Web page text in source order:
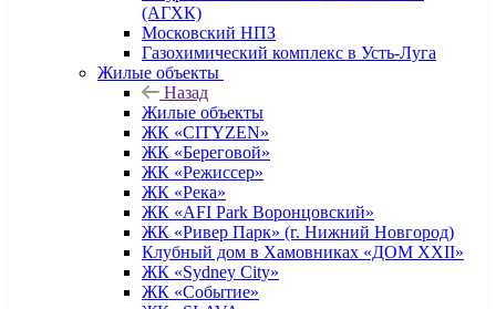
(АГХК)
Московский НПЗ
Газохимический комплекс в Усть-Луга
Жилые объекты
Назад
Жилые объекты
ЖК «CITYZEN»
ЖК «Береговой»
ЖК «Режиссер»
ЖК «Река»
ЖК «AFI Park Воронцовский»
ЖК «Ривер Парк» (г. Нижний Новгород)
Клубный дом в Хамовниках «ДОМ XXII»
ЖК «Sydney City»
ЖК «Событие»